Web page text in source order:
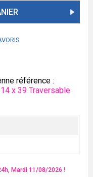
référence :
x 39 Traversable
Mardi 11/08/2026 !